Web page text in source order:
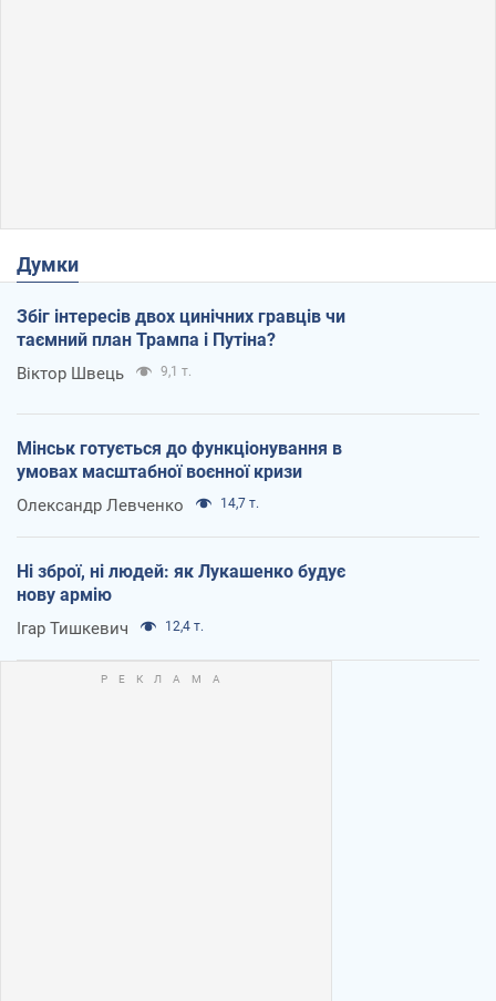
Думки
Збіг інтересів двох цинічних гравців чи
таємний план Трампа і Путіна?
Віктор Швець 9,1 т.
Мінськ готується до функціонування в
умовах масштабної воєнної кризи
Олександр Левченко 14,7 т.
Ні зброї, ні людей: як Лукашенко будує
нову армію
Ігар Тишкевич 12,4 т.